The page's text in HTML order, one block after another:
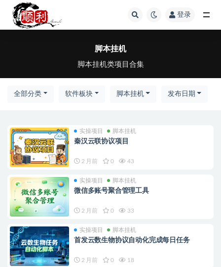
登录
脚本挂机
脚本挂机类项目合集
全部分类 软件板块 脚本挂机 发布日期
实操项目 脚本挂机
秦汉云联协议项目
2 月前 0 43
实操项目 脚本挂机
微信多账号聚合管理工具
2 月前 0 33
实操项目 脚本挂机
首发云数生物协议自动化完成每日任务
2 月前 0 18
全部